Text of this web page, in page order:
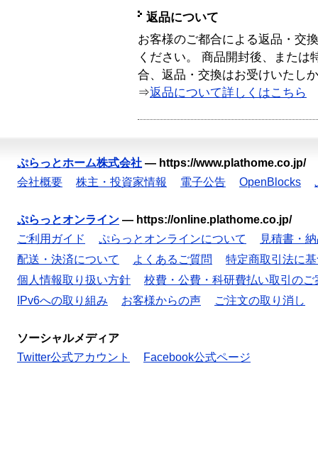
返品について
お客様のご都合による返品・交
ください。 商品開封後、または
合、返品・交換はお受けいたし
⇒返品について詳しくはこちら
ぷらっとホーム株式会社 — https://www.plathome.co.jp/
会社概要
株主・投資家情報 電子公告 OpenBlocks
ぷらっとオンライン — https://online.plathome.co.jp/
ご利用ガイド
ぷらっとオンラインについて
見積書・
配送・決済について
よくあるご質問
特定商取引法に
個人情報取り扱い方針
校費・公費・科研費払い取引のご
IPv6への取り組み
お客様からの声 ご注文の取り消し
ソーシャルメディア
Twitter公式アカウント
Facebook公式ページ